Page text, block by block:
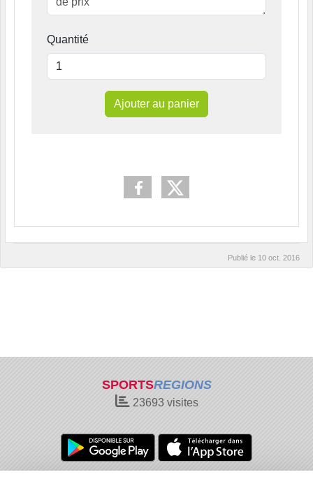
Quantité
Ajouter au panier
Publié le 10 oct. 2016
SPORTSREGIONS
23693visites